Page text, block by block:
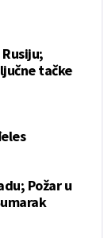
tačke
Požar u